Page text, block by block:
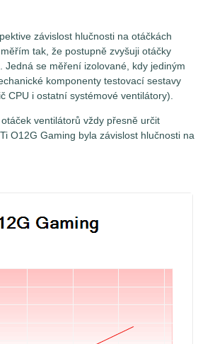
závislost hlučnosti na otáčkách
tak, že postupně zvyšuji otáčky
. Jedná se měření izolované, kdy jediným
komponenty testovací sestavy
CPU i ostatní systémové ventilátory).
ventilátorů vždy přesně určit
O12G Gaming byla závislost hlučnosti na